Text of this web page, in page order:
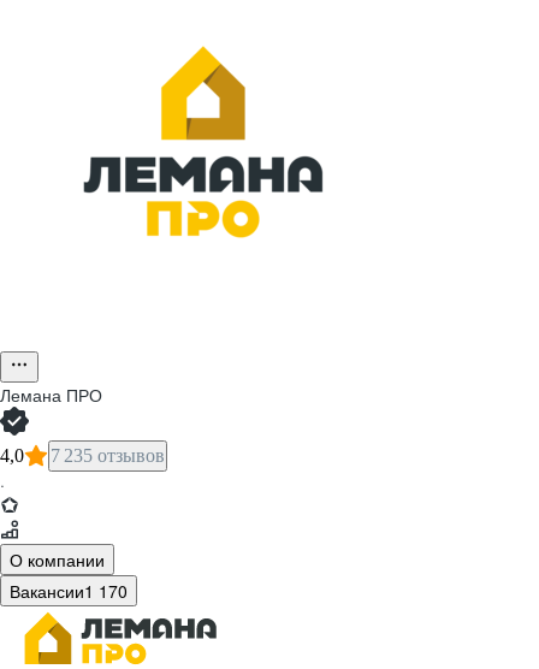
Лемана ПРО
4,0 7 235 отзывов
·
О компании
Вакансии1 170